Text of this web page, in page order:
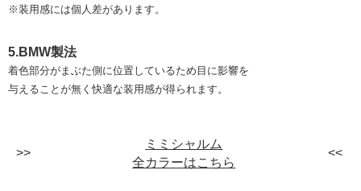
※装用感には個人差があります。
5.BMW製法
着色部分がまぶた側に位置しているため目に影響を
与えることが無く快適な装用感が得られます。
ミミシャルム
全カラーはこちら